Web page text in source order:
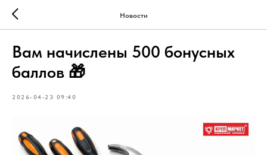
Новости
Вам начислены 500 бонусных
баллов 🎁
2026-04-23 09:40